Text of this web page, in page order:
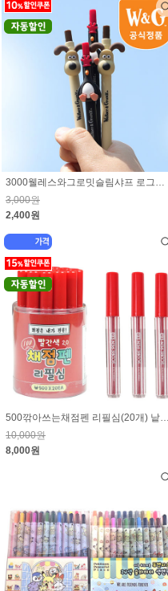
3000웰레스와그로밋슬림샤프 로그인시 10% 할인된 가격
3,000원
2,400원
500깎아쓰는채점펜 리필심(20개) 낱개단가 340원 로그인시 15% 할인된 가격
10,000원
8,000원